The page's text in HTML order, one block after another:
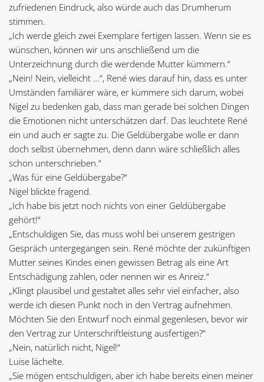
zufriedenen Eindruck, also würde auch das Drumherum
stimmen.
„Ich werde gleich zwei Exemplare fertigen lassen. Wenn sie es
wünschen, können wir uns anschließend um die
Unterzeichnung durch die werdende Mutter kümmern.“
„Nein! Nein, vielleicht …“, René wies darauf hin, dass es unter
Umständen familiärer wäre, er kümmere sich darum, wobei
Nigel zu bedenken gab, dass man gerade bei solchen Dingen
die Emotionen nicht unterschätzen darf. Das leuchtete René
ein und auch er sagte zu. Die Geldübergabe wolle er dann
doch selbst übernehmen, denn dann wäre schließlich alles
schon unterschrieben.“
„Was für eine Geldübergabe?“
Nigel blickte fragend.
„Ich habe bis jetzt noch nichts von einer Geldübergabe
gehört!“
„Entschuldigen Sie, das muss wohl bei unserem gestrigen
Gespräch untergegangen sein. René möchte der zukünftigen
Mutter seines Kindes einen gewissen Betrag als eine Art
Entschädigung zahlen, oder nennen wir es Anreiz.“
„Klingt plausibel und gestaltet alles sehr viel einfacher, also
werde ich diesen Punkt noch in den Vertrag aufnehmen.
Möchten Sie den Entwurf noch einmal gegenlesen, bevor wir
den Vertrag zur Unterschriftleistung ausfertigen?“
„Nein, natürlich nicht, Nigel!“
Luise lächelte.
„Sie mögen entschuldigen, aber ich habe bereits einen meiner